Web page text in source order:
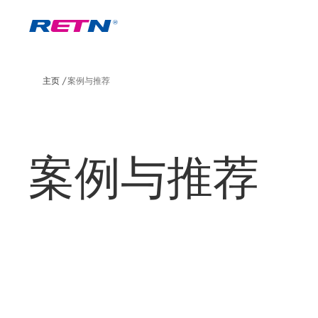
主页 案例与推荐
案例与推荐